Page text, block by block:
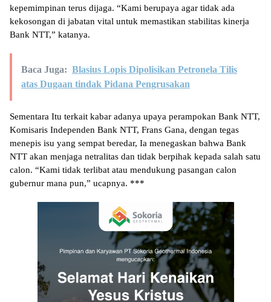
kepemimpinan terus dijaga. “Kami berupaya agar tidak ada
kekosongan di jabatan vital untuk memastikan stabilitas kinerja
Bank NTT,” katanya.
Baca Juga: Blasius Lopis Dipolisikan Petronela Tilis
atas Dugaan tindak Pidana Pengrusakan
Sementara Itu terkait kabar adanya upaya perampokan Bank NTT,
Komisaris Independen Bank NTT, Frans Gana, dengan tegas
menepis isu yang sempat beredar, Ia menegaskan bahwa Bank
NTT akan menjaga netralitas dan tidak berpihak kepada salah satu
calon. “Kami tidak terlibat atau mendukung pasangan calon
gubernur mana pun,” ucapnya. ***